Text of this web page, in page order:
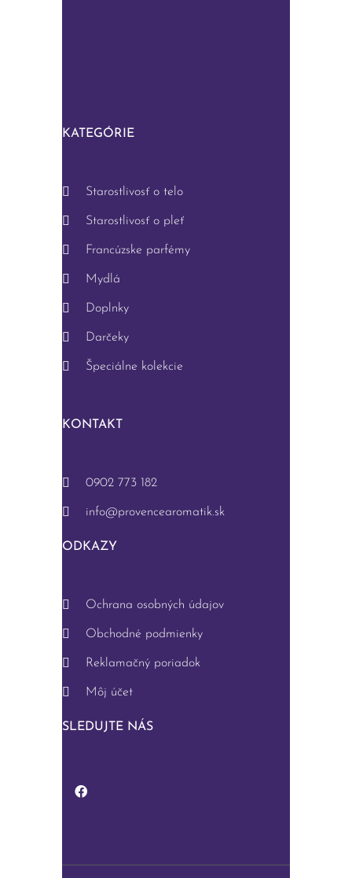
KATEGÓRIE
Starostlivosť o telo
Starostlivosť o pleť
Francúzske parfémy
Mydlá
Doplnky
Darčeky
Špeciálne kolekcie
KONTAKT
0902 773 182
info@provencearomatik.sk
ODKAZY
Ochrana osobných údajov
Obchodné podmienky
Reklamačný poriadok
Môj účet
SLEDUJTE NÁS